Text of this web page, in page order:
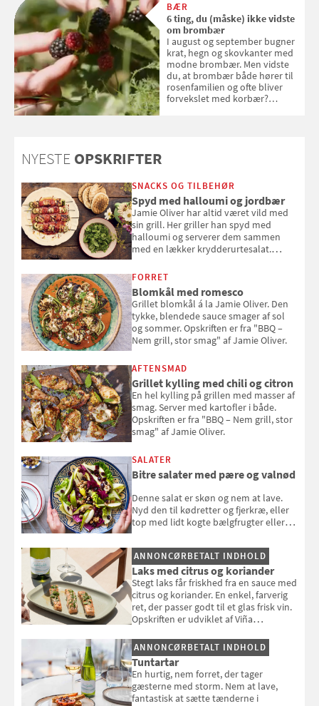
BÆR
6 ting, du (måske) ikke vidste
om brombær
I august og september bugner
krat, hegn og skovkanter med
modne brombær. Men vidste
du, at brombær både hører til
rosenfamilien og ofte bliver
forvekslet med korbær?
NYESTE OPSKRIFTER
SNACKS OG TILBEHØR
Spyd med halloumi og jordbær
Jamie Oliver har altid været vild med
sin grill. Her griller han spyd med
halloumi og serverer dem sammen
med en lækker krydderurtesalat.
smag" af Jamie Oliver.
FORRET
Blomkål med romesco
Grillet blomkål á la Jamie Oliver. Den
tykke, blendede sauce smager af sol
og sommer. Opskriften er fra "BBQ –
Nem grill, stor smag" af Jamie Oliver.
AFTENSMAD
Grillet kylling med chili og citron
En hel kylling på grillen med masser af
smag. Server med kartofler i både.
Opskriften er fra "BBQ – Nem grill, stor
smag" af Jamie Oliver.
SALATER
Bitre salater med pære og valnød
Denne salat er skøn og nem at lave.
Nyd den til kødretter og fjerkræ, eller
top med lidt kogte bælgfrugter eller
selvstændigt måltid. Opskriften er fra
Louisa Lorangs kogebog "Salat".
ANNONCØRBETALT INDHOLD
Laks med citrus og koriander
Stegt laks får friskhed fra en sauce med
citrus og koriander. En enkel, farverig
ret, der passer godt til et glas frisk vin.
Opskriften er udviklet af Viña
ANNONCØRBETALT INDHOLD
Tuntartar
En hurtig, nem forret, der tager
gæsterne med storm. Nem at lave,
fantastisk at sætte tænderne i